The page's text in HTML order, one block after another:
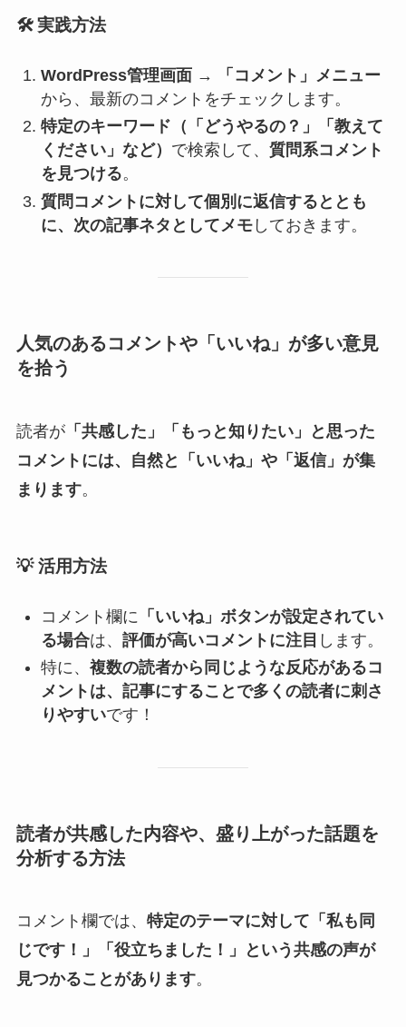
🛠️実践方法
WordPress管理画面→
「コメント」メニュー
から、最新のコメントをチェックします。
特定のキーワード（「どうやるの？」「教えて
ください」など） で検索して、 質問系コメント
を見つける。
質問コメントに対して個別に返信するととも
に、次の記事ネタとしてメモしておきます。
人気のあるコメントや「いいね」が多い意見
を拾う
読者が「共感した」「もっと知りたい」と思った
コメントには、自然と「いいね」や「返信」が集
まります。
💡活用方法
コメント欄に 「いいね」ボタンが設定されてい
る場合は、 評価が高いコメントに注目 します。
特に、 複数の読者から同じような反応があるコ
メントは、記事にすることで多くの読者に刺さ
りやすいです！
読者が共感した内容や、盛り上がった話題を
分析する方法
コメント欄では、 特定のテーマに対して「私も同
じです！」「役立ちました！」という共感の声が
見つかることがあります。